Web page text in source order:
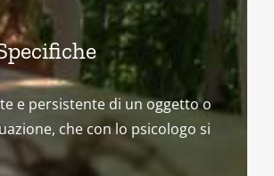
e persistente di un oggetto o
che con lo psicologo si